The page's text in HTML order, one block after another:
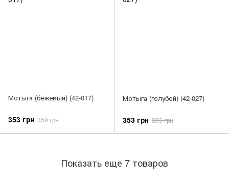
Мотыга (бежевый) (42-017)
353 грн 359 грн
Мотыга (голубой) (42-027)
353 грн 359 грн
Показать еще 7 товаров